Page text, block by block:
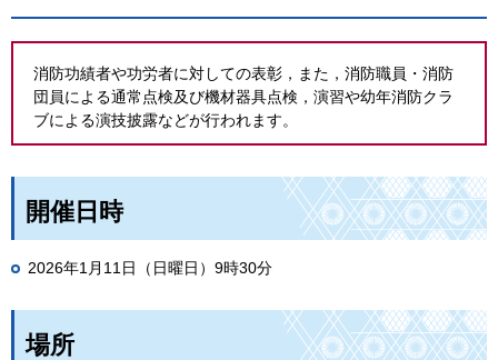
消防功績者や功労者に対しての表彰，また，消防職員・消防
団員による通常点検及び機材器具点検，演習や幼年消防クラ
ブによる演技披露などが行われます。
開催日時
2026年1月11日（日曜日）9時30分
場所